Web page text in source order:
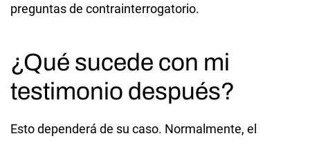
preguntas de contrainterrogatorio.
¿Qué sucede con mi
testimonio después?
Esto dependerá de su caso. Normalmente, el